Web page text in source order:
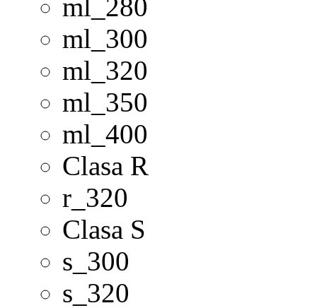
ml_280
ml_300
ml_320
ml_350
ml_400
Clasa R
r_320
Clasa S
s_300
s_320